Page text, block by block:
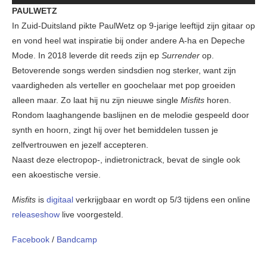
PAULWETZ
In Zuid-Duitsland pikte PaulWetz op 9-jarige leeftijd zijn gitaar op
en vond heel wat inspiratie bij onder andere A-ha en Depeche
Mode. In 2018 leverde dit reeds zijn ep Surrender op.
Betoverende songs werden sindsdien nog sterker, want zijn
vaardigheden als verteller en goochelaar met pop groeiden
alleen maar. Zo laat hij nu zijn nieuwe single Misfits horen.
Rondom laaghangende baslijnen en de melodie gespeeld door
synth en hoorn, zingt hij over het bemiddelen tussen je
zelfvertrouwen en jezelf accepteren.
Naast deze electropop-, indietronictrack, bevat de single ook
een akoestische versie.
Misfits is digitaal verkrijgbaar en wordt op 5/3 tijdens een online
releaseshow live voorgesteld.
Facebook / Bandcamp